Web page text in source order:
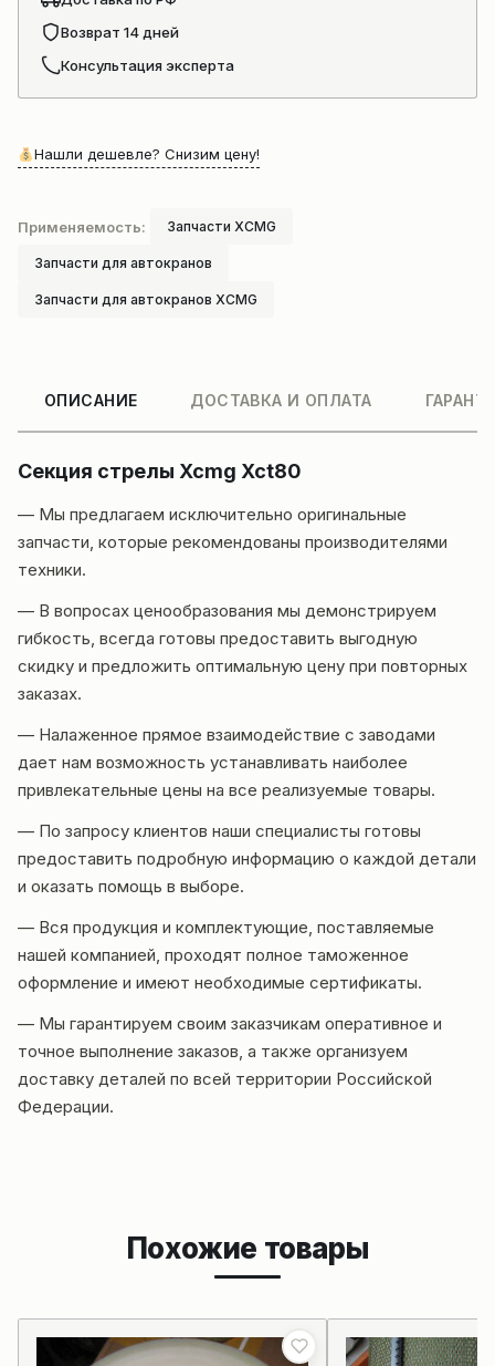
Возврат 14 дней
Консультация эксперта
Нашли дешевле? Снизим цену!
Применяемость: Запчасти XCMG
Запчасти для автокранов
Запчасти для автокранов XCMG
ОПИСАНИЕ ДОСТАВКА И ОПЛАТА
Секция стрелы Xcmg Xct80
— Мы предлагаем исключительно оригинальные
запчасти, которые рекомендованы производителями
техники.
— В вопросах ценообразования мы демонстрируем
гибкость, всегда готовы предоставить выгодную
скидку и предложить оптимальную цену при повторных
заказах.
— Налаженное прямое взаимодействие с заводами
дает нам возможность устанавливать наиболее
привлекательные цены на все реализуемые товары.
— По запросу клиентов наши специалисты готовы
предоставить подробную информацию о каждой детали
и оказать помощь в выборе.
— Вся продукция и комплектующие, поставляемые
нашей компанией, проходят полное таможенное
оформление и имеют необходимые сертификаты.
— Мы гарантируем своим заказчикам оперативное и
точное выполнение заказов, а также организуем
доставку деталей по всей территории Российской
Федерации.
Похожие товары